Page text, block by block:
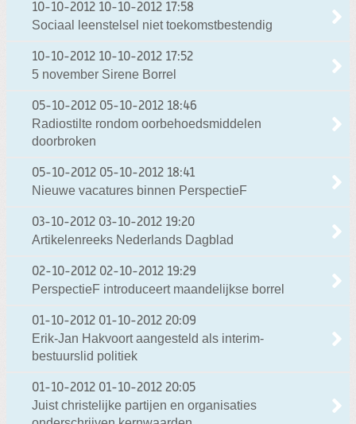
10-10-2012 10-10-2012 17:58
Sociaal leenstelsel niet toekomstbestendig
10-10-2012 10-10-2012 17:52
5 november Sirene Borrel
05-10-2012 05-10-2012 18:46
Radiostilte rondom oorbehoedsmiddelen
doorbroken
05-10-2012 05-10-2012 18:41
Nieuwe vacatures binnen PerspectieF
03-10-2012 03-10-2012 19:20
Artikelenreeks Nederlands Dagblad
02-10-2012 02-10-2012 19:29
PerspectieF introduceert maandelijkse borrel
01-10-2012 01-10-2012 20:09
Erik-Jan Hakvoort aangesteld als interim-
bestuurslid politiek
01-10-2012 01-10-2012 20:05
Juist christelijke partijen en organisaties